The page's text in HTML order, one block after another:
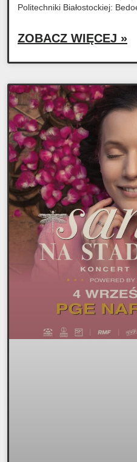
Politechniki Białostockiej:
ZOBACZ WIĘCEJ »